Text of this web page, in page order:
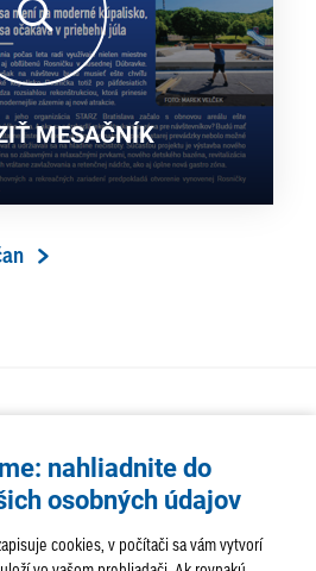
MESAČNÍK
nahliadnite do
osobných údajov
cookies, v počítači sa vám vytvorí